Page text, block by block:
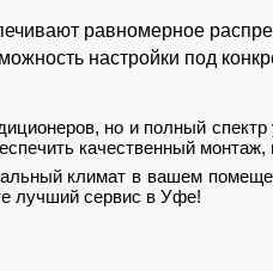
равномерное
настройки под
но и полный
качественный
климат в вашем
лучший сервис в Уфе!